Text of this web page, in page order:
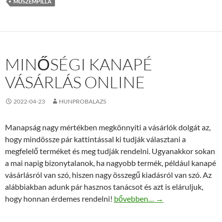
MINŐSÉGI KANAPÉ
VÁSÁRLÁS ONLINE
2022-04-23 HUNPROBALAZS
Manapság nagy mértékben megkönnyíti a vásárlók dolgát az,
hogy mindössze pár kattintással ki tudják választani a
megfelelő terméket és meg tudják rendelni. Ugyanakkor sokan
a mai napig bizonytalanok, ha nagyobb termék, például kanapé
vásárlásról van szó, hiszen nagy összegű kiadásról van szó. Az
alábbiakban adunk pár hasznos tanácsot és azt is eláruljuk,
hogy honnan érdemes rendelni! Minőségi kanapé vásárlás
bővebben… →